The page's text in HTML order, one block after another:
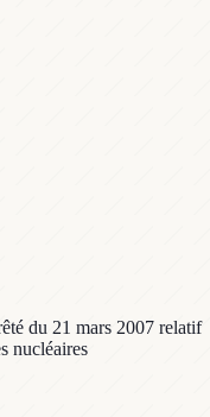
du 21 mars 2007 relatif
nucléaires